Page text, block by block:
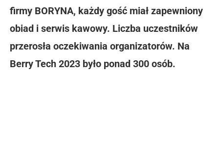
firmy BORYNA, każdy gość miał zapewniony
obiad i serwis kawowy. Liczba uczestników
przerosła oczekiwania organizatorów. Na
Berry Tech 2023 było ponad 300 osób.